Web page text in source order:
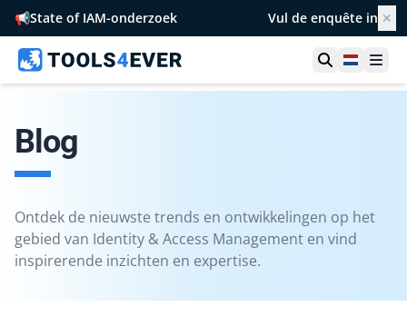
📢State of IAM-onderzoek Vul de enquête in ✕
Toon zoek
Blog
Ontdek de nieuwste trends en ontwikkelingen op het
gebied van Identity & Access Management en vind
inspirerende inzichten en expertise.